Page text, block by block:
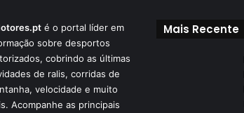
é o portal líder em
sobre desportos
cobrindo as últimas
de ralis, corridas de
velocidade e muito
Acompanhe as principais
Mais Recente